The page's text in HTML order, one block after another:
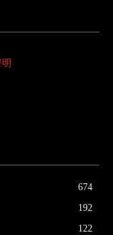
674
192
122